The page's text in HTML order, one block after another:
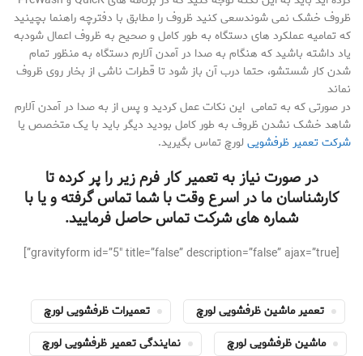
ظروف خشک نمی شوندسعی کنید ظروف را مطابق با دفترچه راهنما بچینید
که تمامیه عملکرد های دستگاه به طور کامل و صحیح به ظروف اعمال شودبه
یاد داشته باشید که هنگام به صدا در آمدن آلارم دستگاه به منظور تمام
شدن کار شستشو، حتما درب آن باز شود تا قطرات ناشی از بخار روی ظروف
نماند
در صورتی که به تمامی این نکات عمل کردید و پس از به صدا در آمدن آلارم
شاهد خشک نشدن ظروف به طور کامل بودید دیگر باید با یک متخصص یا
شرکت تعمیر ظرفشویی لورچ تماس بگیرید.
در صورت نیاز به تعمیر کار فرم زیر را پر کرده تا
کارشناسان ما در اسرع وقت با شما تماس گرفته و یا با
شماره های شرکت تماس حاصل فرمایید.
[gravityform id=”5″ title=”false” description=”false” ajax=”true”]
تعمیر ماشین ظرفشویی لورچ
تعمیرات ظرفشویی لورچ
ماشین ظرفشویی لورچ
نمایندگی تعمیر ظرفشویی لورچ